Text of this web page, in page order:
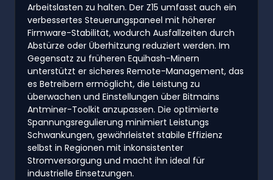
Arbeitslasten zu halten. Der Z15 umfasst auch ein
verbessertes Steuerungspaneel mit höherer
Firmware-Stabilität, wodurch Ausfallzeiten durch
Abstürze oder Überhitzung reduziert werden. Im
Gegensatz zu früheren Equihash-Minern
unterstützt er sicheres Remote-Management, das
es Betreibern ermöglicht, die Leistung zu
überwachen und Einstellungen über Bitmains
Antminer-Toolkit anzupassen. Die optimierte
Spannungsregulierung minimiert Leistungs
Schwankungen, gewährleistet stabile Effizienz
selbst in Regionen mit inkonsistenter
Stromversorgung und macht ihn ideal für
industrielle Einsetzungen.